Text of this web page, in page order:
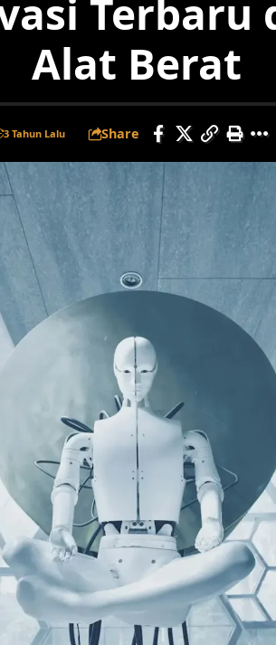
Alat Berat
3 Tahun Lalu Share